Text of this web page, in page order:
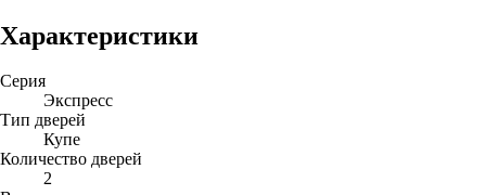
Характеристики
Серия
Экспресс
Тип дверей
Купе
Количество дверей
2